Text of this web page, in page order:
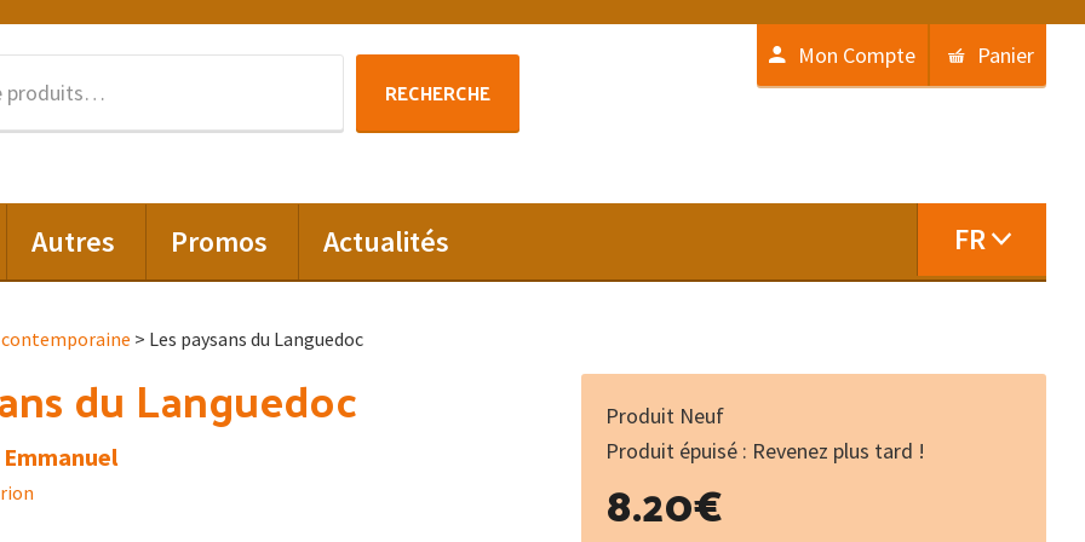
RECHERCHE
Mon Compte Panier
Autres Promos Actualités FR
> Les paysans du Languedoc
du Languedoc
Produit Neuf
Produit épuisé : Revenez plus tard !
8.20€